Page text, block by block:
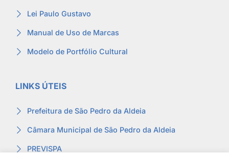
Lei Paulo Gustavo
Manual de Uso de Marcas
Modelo de Portfólio Cultural
LINKS ÚTEIS
Prefeitura de São Pedro da Aldeia
Câmara Municipal de São Pedro da Aldeia
PREVISPA